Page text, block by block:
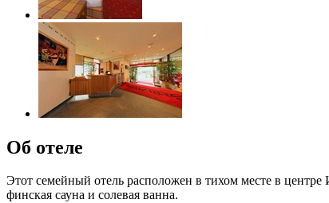
Об отеле
Этот семейный отель расположен в тихом месте в центре
финская сауна и солевая ванна.